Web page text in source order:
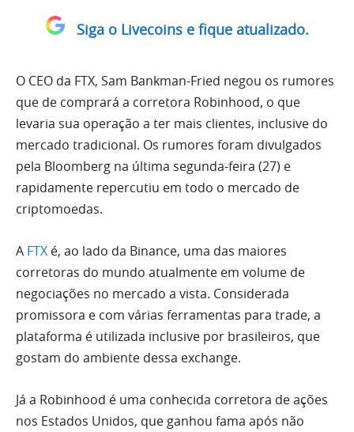
Siga o Livecoins e fique atualizado.
O CEO da FTX, Sam Bankman-Fried negou os rumores
que de comprará a corretora Robinhood, o que
levaria sua operação a ter mais clientes, inclusive do
mercado tradicional. Os rumores foram divulgados
pela Bloomberg na última segunda-feira (27) e
rapidamente repercutiu em todo o mercado de
criptomoedas.
A FTX é, ao lado da Binance, uma das maiores
corretoras do mundo atualmente em volume de
negociações no mercado a vista. Considerada
promissora e com várias ferramentas para trade, a
plataforma é utilizada inclusive por brasileiros, que
gostam do ambiente dessa exchange.
Já a Robinhood é uma conhecida corretora de ações
nos Estados Unidos, que ganhou fama após não